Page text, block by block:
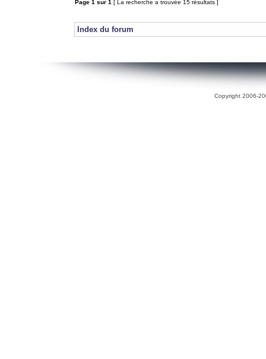
Page 1 sur 1 [ La recherche a trouvée 15 résultats ]
Index du forum
Copyright 2006-